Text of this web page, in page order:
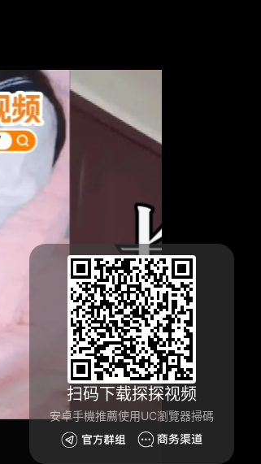
扫码下载探探视频
安卓手機推薦使用UC瀏覽器掃碼